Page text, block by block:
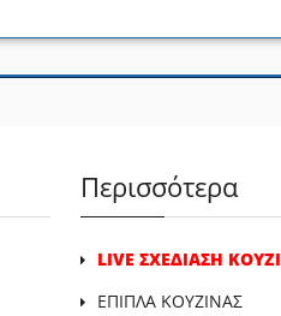
Περισσότερα
LIVE ΣΧΕΔΙΑΣΗ
ΕΠΙΠΛΑ ΚΟΥΖΙΝΑΣ